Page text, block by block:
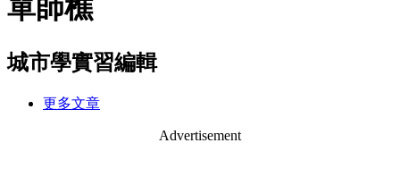
單師樵
城市學實習編輯
更多文章
Advertisement